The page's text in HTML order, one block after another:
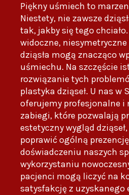
Piękny uśmiech to
Niestety, nie zawsze
tak, jakby się tego
widoczne,
dziąsła mogą znacząco
uśmiechu. Na szczęście
rozwiązanie tych
plastyka dziąseł. U nas w
oferujemy profesjonalne i
zabiegi, które pozwalają
estetyczny wygląd
poprawić ogólną
doświadczeniu naszych
wykorzystaniu
pacjenci mogą liczyć na
satysfakcję z uzyskanego